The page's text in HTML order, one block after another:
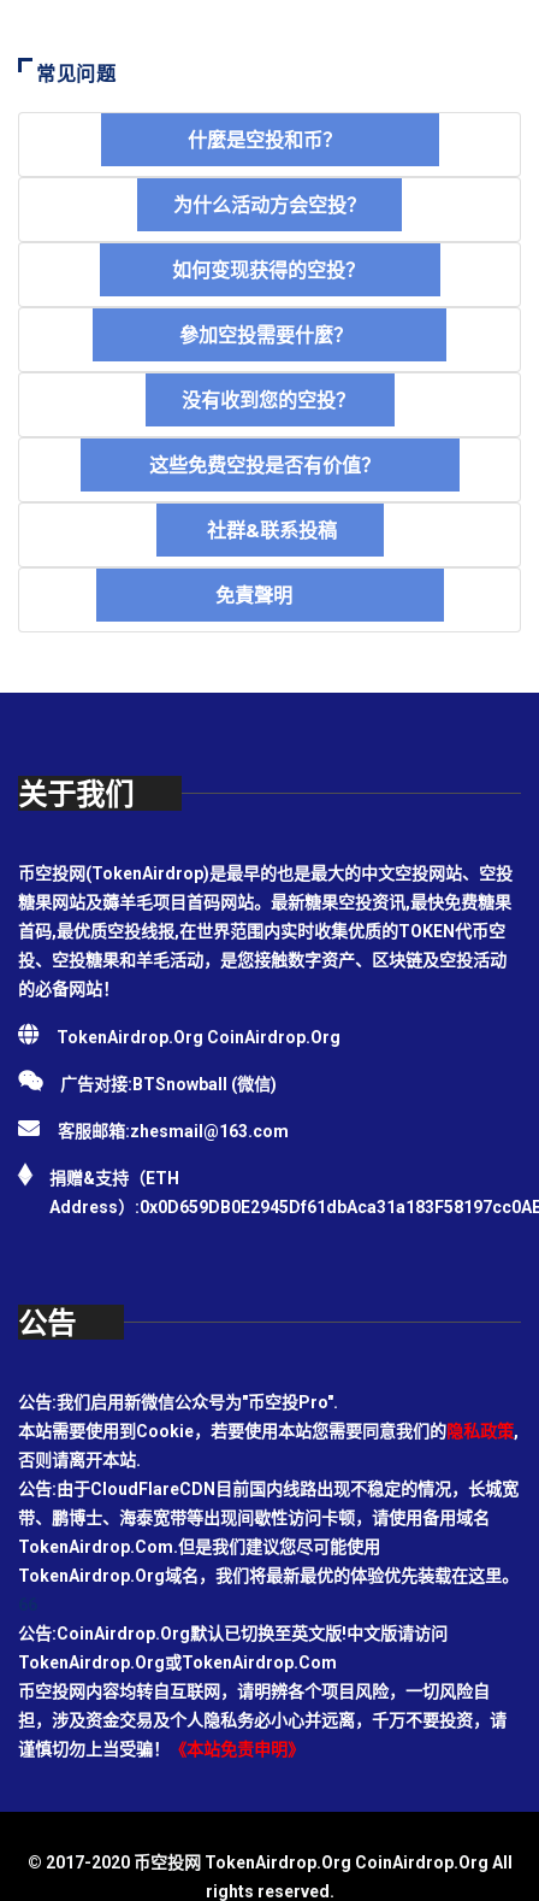
常见问题
什麼是空投和币？
为什么活动方会空投？
如何变现获得的空投？
參加空投需要什麼？
没有收到您的空投？
这些免费空投是否有价值？
社群&联系投稿
免責聲明
关于我们
币空投网(TokenAirdrop)是最早的也是最大的中文空投网站、空投
糖果网站及薅羊毛项目首码网站。最新糖果空投资讯,最快免费糖果
首码,最优质空投线报,在世界范围内实时收集优质的TOKEN代币空
投、空投糖果和羊毛活动，是您接触数字资产、区块链及空投活动
的必备网站！
TokenAirdrop.Org CoinAirdrop.Org
广告对接:BTSnowball (微信)
客服邮箱:zhesmail@163.com
捐赠&支持（ETH
Address）
公告
公告:我们启用新微信公众号为"币空投Pro".
本站需要使用到Cookie，若要使用本站您需要同意我们的隐私政策,
否则请离开本站.
公告:由于CloudFlareCDN目前国内线路出现不稳定的情况，长城宽
带、鹏博士、海泰宽带等出现间歇性访问卡顿，请使用备用域名
TokenAirdrop.Com.但是我们建议您尽可能使用
TokenAirdrop.Org域名，我们将最新最优的体验优先装载在这里。
公告:CoinAirdrop.Org默认已切换至英文版!中文版请访问
TokenAirdrop.Org或TokenAirdrop.Com
币空投网内容均转自互联网，请明辨各个项目风险，一切风险自
担，涉及资金交易及个人隐私务必小心并远离，千万不要投资，请
谨慎切勿上当受骗！
《本站免责申明》
© 2017-2020 币空投网 TokenAirdrop.Org CoinAirdrop.Org All
rights reserved.